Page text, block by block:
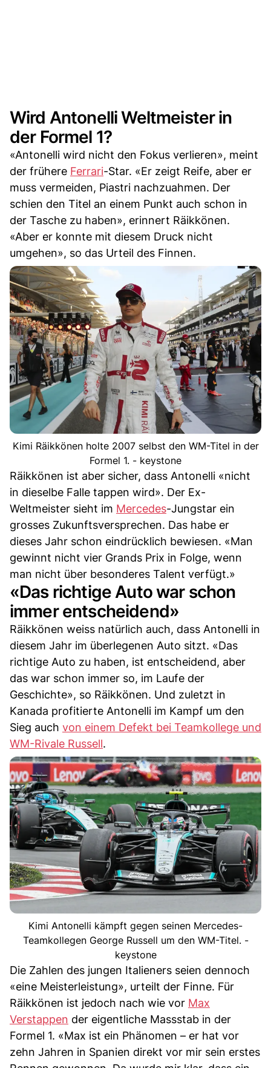
Wird Antonelli Weltmeister in
der Formel 1?
«Antonelli wird nicht den Fokus verlieren», meint
der frühere Ferrari-Star. «Er zeigt Reife, aber er
muss vermeiden, Piastri nachzuahmen. Der
schien den Titel an einem Punkt auch schon in
der Tasche zu haben», erinnert Räikkönen.
«Aber er konnte mit diesem Druck nicht
umgehen», so das Urteil des Finnen.
Kimi Räikkönen holte 2007 selbst den WM-Titel in der
Formel 1. - keystone
Räikkönen ist aber sicher, dass Antonelli «nicht
in dieselbe Falle tappen wird». Der Ex-
Weltmeister sieht im Mercedes-Jungstar ein
grosses Zukunftsversprechen. Das habe er
dieses Jahr schon eindrücklich bewiesen. «Man
gewinnt nicht vier Grands Prix in Folge, wenn
man nicht über besonderes Talent verfügt.»
«Das richtige Auto war schon
immer entscheidend»
Räikkönen weiss natürlich auch, dass Antonelli in
diesem Jahr im überlegenen Auto sitzt. «Das
richtige Auto zu haben, ist entscheidend, aber
das war schon immer so, im Laufe der
Geschichte», so Räikkönen. Und zuletzt in
Kanada profitierte Antonelli im Kampf um den
Sieg auch von einem Defekt bei Teamkollege und
WM-Rivale Russell.
Kimi Antonelli kämpft gegen seinen Mercedes-
Teamkollegen George Russell um den WM-Titel. -
keystone
Die Zahlen des jungen Italieners seien dennoch
«eine Meisterleistung», urteilt der Finne. Für
Räikkönen ist jedoch nach wie vor Max
Verstappen der eigentliche Massstab in der
Formel 1. «Max ist ein Phänomen – er hat vor
zehn Jahren in Spanien direkt vor mir sein erstes